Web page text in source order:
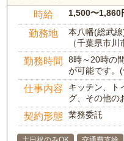
時給 1,500〜1,860
勤務地
本八幡(総武
（千葉県市川
勤務時間
8時～20時の
が可能です。
仕事内容
キッチン、ト
グ、その他の
契約形態 業務委託